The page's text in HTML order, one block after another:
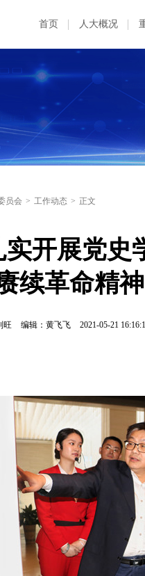
首页 人大概况
员会 > 工作动态 > 正文
开展党史
续革命精
旺 编辑：黄飞飞 2021-05-21